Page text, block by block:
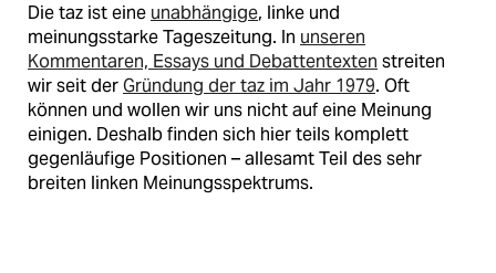
Die taz ist eine unabhängige, linke und
meinungsstarke Tageszeitung. In unseren
Kommentaren, Essays und Debattentexten streiten
wir seit derGründung der taz im Jahr 1979. Oft
können und wollen wir uns nicht auf eine Meinung
einigen. Deshalb finden sich hier teils komplett
gegenläufige Positionen – allesamt Teil des sehr
breiten linken Meinungsspektrums.